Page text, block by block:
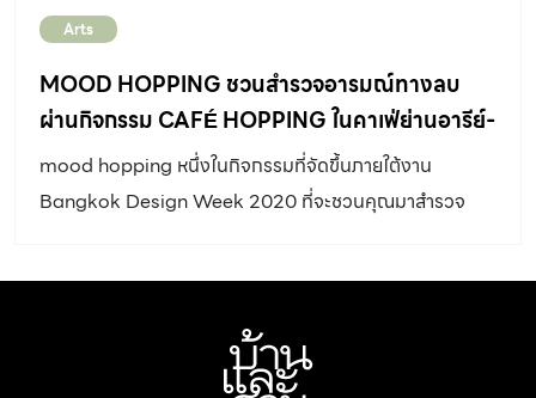
ประเสริฐ นักวิชาการอิสระ สำหรับใครที่ยังไม่ทราบเรื่องราว
เรามีคำแถลง(ฉบับสรุป) ที่มูลนิธิหอศิลปวัฒนธรรมแห่ง
กรุงเทพมหานคร องค์กรที่บริหารจัดการหอศิลปกรุงเทพฯ
ได้แถลงไว้ ณ วันที่ 26 กันยายน 2561 มาฝากัน “มูลนิธิหอ
ศิลปกรุงเทพฯ ได้รับการโอนสิทธิการบริหารอาคารหอศิลป
กรุงเทพฯ จากกรุงเทพมหานคร […]
Arts
MOOD HOPPING ชวนสำรวจอารมณ์ทางลบ
ผ่านกิจกรรม CAFÉ HOPPING ในคาเฟ่ย่านอารีย์-
ประดิพัทธ์
mood hopping หนึ่งในกิจกรรมที่จัดขึ้นภายใต้งาน
Bangkok Design Week 2020 ที่จะชวนคุณมาสำรวจ
คาเฟ่สุดชิค